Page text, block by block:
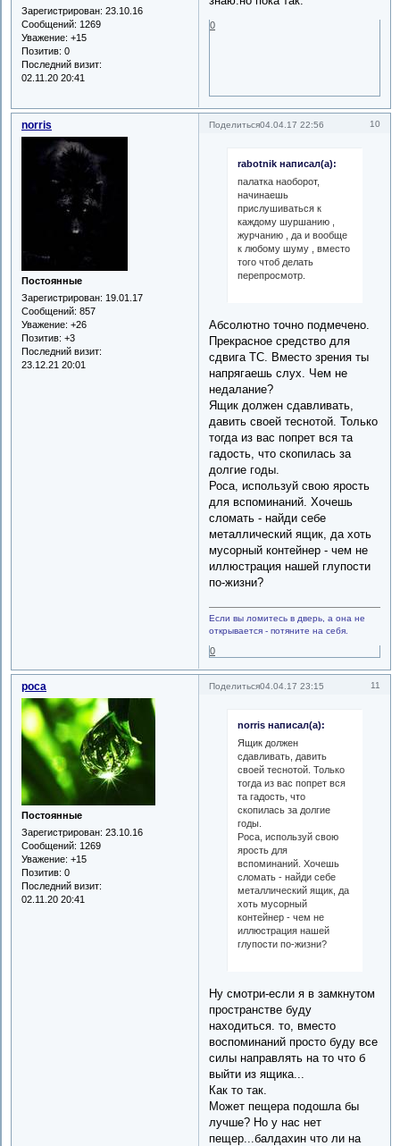
Зарегистрирован: 23.10.16
Сообщений: 1269
Уважение: +15
Позитив: 0
Последний визит:
02.11.20 20:41
0
Поделиться 10
04.04.17 22:56
norris
Постоянные
Зарегистрирован: 19.01.17
Сообщений: 857
Уважение: +26
Позитив: +3
Последний визит:
23.12.21 20:01
rabotnik написал(а):
палатка наоборот,
начинаешь
прислушиваться к
каждому шуршанию ,
журчанию , да и вообще
к любому шуму , вместо
того чтоб делать
перепросмотр.
Абсолютно точно подмечено.
Прекрасное средство для
сдвига ТС. Вместо зрения ты
напрягаешь слух. Чем не
недалание?
Ящик должен сдавливать,
давить своей теснотой. Только
тогда из вас попрет вся та
гадость, что скопилась за
долгие годы.
Роса, используй свою ярость
для вспоминаний. Хочешь
сломать - найди себе
металлический ящик, да хоть
мусорный контейнер - чем не
иллюстрация нашей глупости
по-жизни?
Если вы ломитесь в дверь, а она не
открывается - потяните на себя.
0
Поделиться 11
04.04.17 23:15
роса
Постоянные
Зарегистрирован: 23.10.16
Сообщений: 1269
Уважение: +15
Позитив: 0
Последний визит:
02.11.20 20:41
norris написал(а):
Ящик должен
сдавливать, давить
своей теснотой. Только
тогда из вас попрет вся
та гадость, что
скопилась за долгие
годы.
Роса, используй свою
ярость для
вспоминаний. Хочешь
сломать - найди себе
металлический ящик, да
хоть мусорный
контейнер - чем не
иллюстрация нашей
глупости по-жизни?
Ну смотри-если я в замкнутом
пространстве буду
находиться. то, вместо
воспоминаний просто буду все
силы направлять на то что б
выйти из ящика...
Как то так.
Может пещера подошла бы
лучше? Но у нас нет
пещер...балдахин что ли на